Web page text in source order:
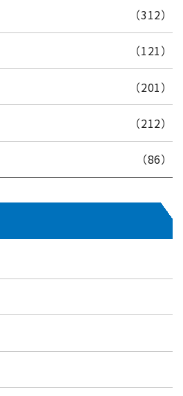
（312）
（121）
（201）
（212）
（86）